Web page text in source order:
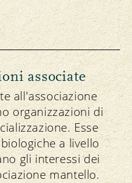
associate
all'associazione
organizzazioni di
Esse
a livello
gli interessi dei
mantello.